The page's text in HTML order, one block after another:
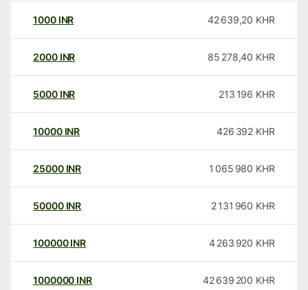
1000 INR 42 639,20 KHR
2000 INR 85 278,40 KHR
5000 INR 213 196 KHR
10000 INR 426 392 KHR
25000 INR 1 065 980 KHR
50000 INR 2 131 960 KHR
100000 INR 4 263 920 KHR
1000000 INR 42 639 200 KHR